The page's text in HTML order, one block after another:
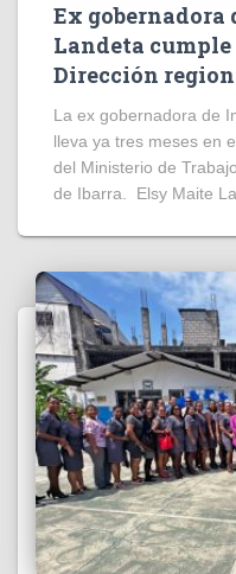
Ex gobernadora
Landeta cumple
Dirección
La ex gobernadora de
lleva ya tres meses en
del Ministerio de
de Ibarra. Elsy Maite